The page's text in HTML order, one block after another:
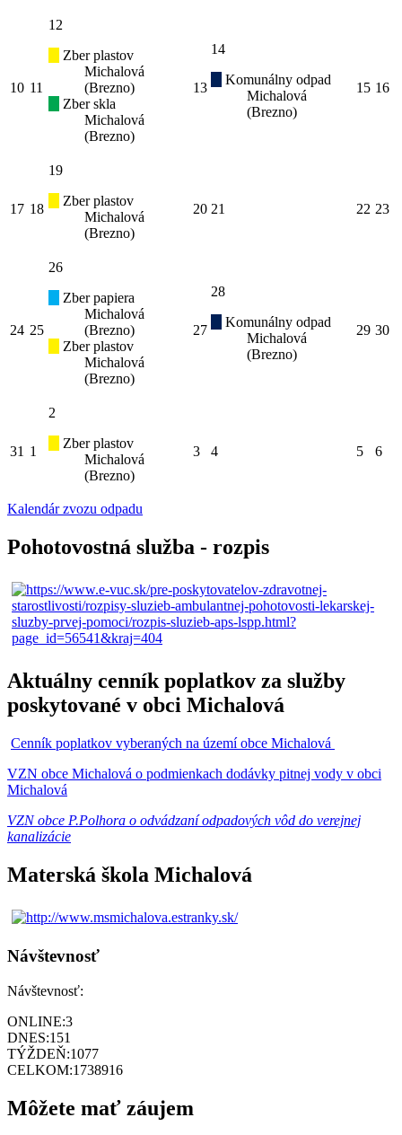
10 11
12
Zber plastov
Michalová
(Brezno)
Zber skla
Michalová
(Brezno)
13
14
Komunálny odpad
Michalová
(Brezno)
15 16
17 18
19
Zber plastov
Michalová
(Brezno)
20 21 22 23
24 25
26
Zber papiera
Michalová
(Brezno)
Zber plastov
Michalová
(Brezno)
27
28
Komunálny odpad
Michalová
(Brezno)
29 30
31 1
2
Zber plastov
Michalová
(Brezno)
3 4 5 6
Kalendár zvozu odpadu
Pohotovostná služba - rozpis
Aktuálny cenník poplatkov za služby
poskytované v obci Michalová
Cenník poplatkov vyberaných na území obce Michalová
VZN obce Michalová o podmienkach dodávky pitnej vody v obci
Michalová
VZN obce P.Polhora o odvádzaní odpadových vôd do verejnej
kanalizácie
Materská škola Michalová
Návštevnosť
Návštevnosť:
ONLINE:3
DNES:151
TÝŽDEŇ:1077
CELKOM:1738916
Môžete mať záujem